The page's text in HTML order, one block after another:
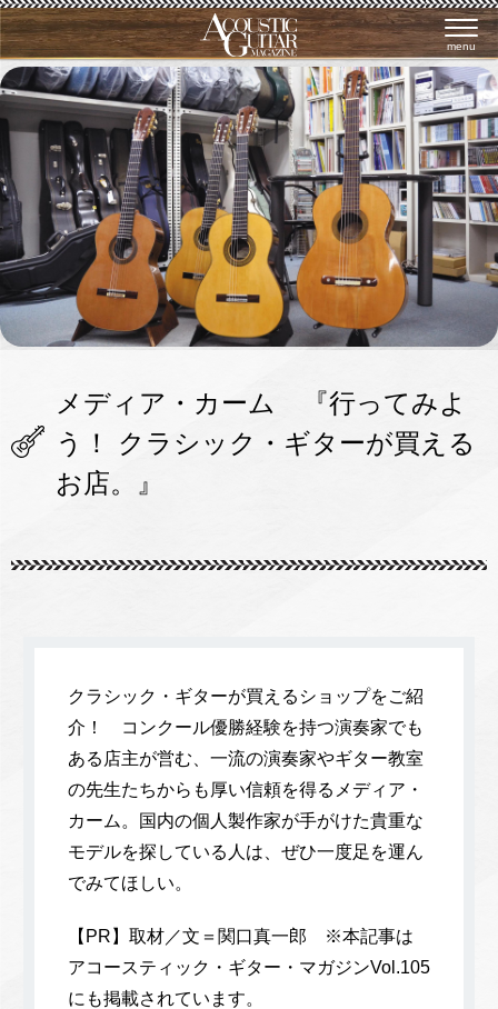
menu
メディア・カーム 『行ってみよ
う！ クラシック・ギターが買える
お店。』
クラシック・ギターが買えるショップをご紹
介！ コンクール優勝経験を持つ演奏家でも
ある店主が営む、一流の演奏家やギター教室
の先生たちからも厚い信頼を得るメディア・
カーム。国内の個人製作家が手がけた貴重な
モデルを探している人は、ぜひ一度足を運ん
でみてほしい。
【PR】取材／文＝関口真一郎 ※本記事は
アコースティック・ギター・マガジンVol.105
にも掲載されています。